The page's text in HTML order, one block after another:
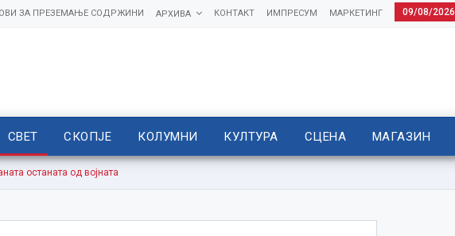
09/08/2026
МАРКЕТИНГ
ИМПРЕСУМ
КОНТАКТ
АРХИВА
ЗА ПРЕЗЕМАЊЕ СОДРЖИНИ
СВЕТ СКОПЈЕ КОЛУМНИ КУЛТУРА СЦЕНА МАГАЗИН
останата од војната